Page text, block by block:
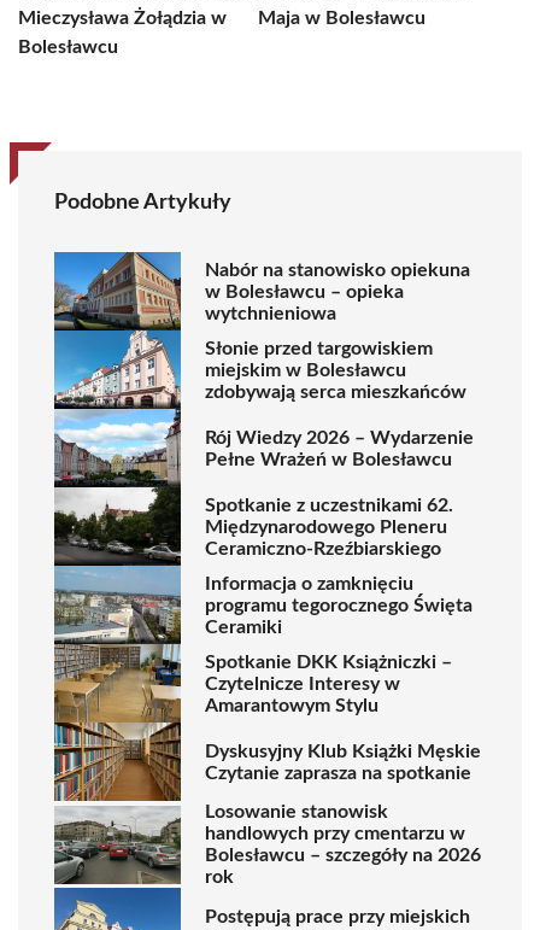
Mieczysława Żołądzia w
Bolesławcu
Maja w Bolesławcu
Podobne Artykuły
Nabór na stanowisko opiekuna
w Bolesławcu – opieka
wytchnieniowa
Słonie przed targowiskiem
miejskim w Bolesławcu
zdobywają serca mieszkańców
Rój Wiedzy 2026 – Wydarzenie
Pełne Wrażeń w Bolesławcu
Spotkanie z uczestnikami 62.
Międzynarodowego Pleneru
Ceramiczno-Rzeźbiarskiego
Informacja o zamknięciu
programu tegorocznego Święta
Ceramiki
Spotkanie DKK Książniczki –
Czytelnicze Interesy w
Amarantowym Stylu
Dyskusyjny Klub Książki Męskie
Czytanie zaprasza na spotkanie
Losowanie stanowisk
handlowych przy cmentarzu w
Bolesławcu – szczegóły na 2026
rok
Postępują prace przy miejskich